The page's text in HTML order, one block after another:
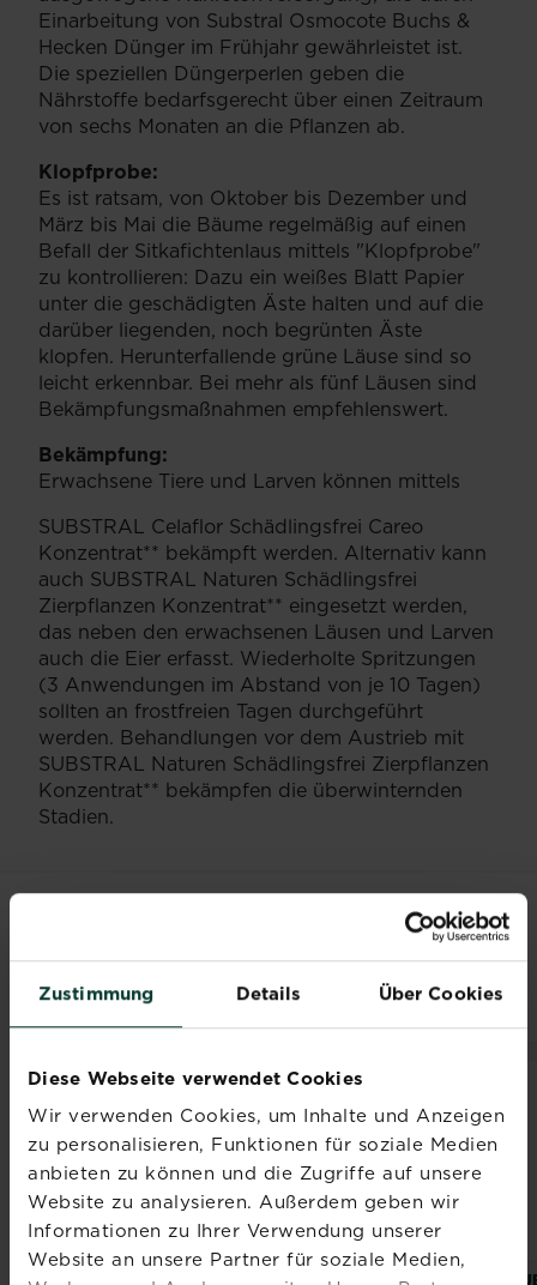
Zustimmung Details Über Cookies
Diese Webseite verwendet Cookies
Wir verwenden Cookies, um Inhalte und Anzeigen
zu personalisieren, Funktionen für soziale Medien
anbieten zu können und die Zugriffe auf unsere
Website zu analysieren. Außerdem geben wir
Informationen zu Ihrer Verwendung unserer
Website an unsere Partner für soziale Medien,
Einarbeitung von Substral Osmocote Buchs &
Hecken Dünger im Frühjahr gewährleistet ist.
Die speziellen Düngerperlen geben die
Nährstoffe bedarfsgerecht über einen Zeitraum
von sechs Monaten an die Pflanzen ab.
Klopfprobe:
Es ist ratsam, von Oktober bis Dezember und
März bis Mai die Bäume regelmäßig auf einen
Befall der Sitkafichtenlaus mittels "Klopfprobe"
zu kontrollieren: Dazu ein weißes Blatt Papier
unter die geschädigten Äste halten und auf die
darüber liegenden, noch begrünten Äste
klopfen. Herunterfallende grüne Läuse sind so
leicht erkennbar. Bei mehr als fünf Läusen sind
Bekämpfungsmaßnahmen empfehlenswert.
Bekämpfung:
Erwachsene Tiere und Larven können mittels
SUBSTRAL Celaflor Schädlingsfrei Careo
Konzentrat** bekämpft werden. Alternativ kann
auch SUBSTRAL Naturen Schädlingsfrei
Zierpflanzen Konzentrat** eingesetzt werden,
das neben den erwachsenen Läusen und Larven
auch die Eier erfasst. Wiederholte Spritzungen
(3 Anwendungen im Abstand von je 10 Tagen)
sollten an frostfreien Tagen durchgeführt
werden. Behandlungen vor dem Austrieb mit
SUBSTRAL Naturen Schädlingsfrei Zierpflanzen
Konzentrat** bekämpfen die überwinternden
Stadien.
PRODUKTE
SUBSTRAL Naturen SUBSTRAL Naturen